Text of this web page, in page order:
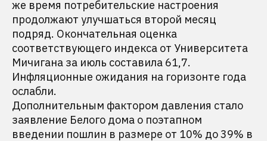
же время потребительские настроения
продолжают улучшаться второй месяц
подряд. Окончательная оценка
соответствующего индекса от Университета
Мичигана за июль составила 61,7.
Инфляционные ожидания на горизонте года
ослабли.
Дополнительным фактором давления стало
заявление Белого дома о поэтапном
введении пошлин в размере от 10% до 39% в